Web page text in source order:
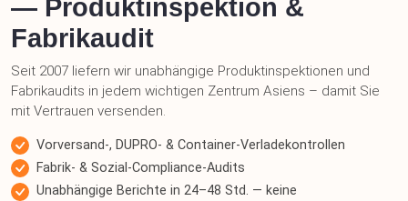
— Produktinspektion &
Fabrikaudit
Seit 2007 liefern wir unabhängige Produktinspektionen und
Fabrikaudits in jedem wichtigen Zentrum Asiens – damit Sie
mit Vertrauen versenden.
Vorversand-, DUPRO- & Container-Verladekontrollen
Fabrik- & Sozial-Compliance-Audits
Unabhängige Berichte in 24–48 Std. — keine